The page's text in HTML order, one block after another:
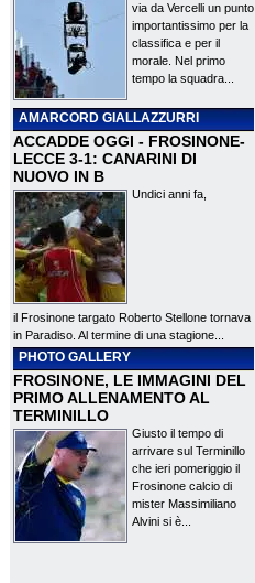
via da Vercelli un punto
importantissimo per la
classifica e per il
morale. Nel primo
tempo la squadra...
AMARCORD GIALLAZZURRI
ACCADDE OGGI - FROSINONE-
LECCE 3-1: CANARINI DI
NUOVO IN B
Undici anni fa,
il Frosinone targato Roberto Stellone tornava
in Paradiso. Al termine di una stagione...
PHOTO GALLERY
FROSINONE, LE IMMAGINI DEL
PRIMO ALLENAMENTO AL
TERMINILLO
Giusto il tempo di
arrivare sul Terminillo
che ieri pomeriggio il
Frosinone calcio di
mister Massimiliano
Alvini si è...